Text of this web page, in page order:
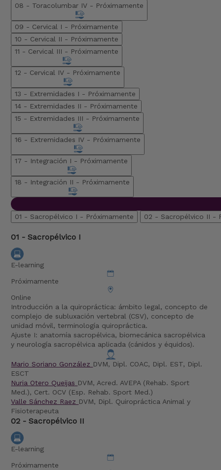
08 - Toracolumbar IV - Próximamente
09 - Cervical I - Próximamente
10 - Cervical II - Próximamente
11 - Cervical III - Próximamente
12 - Cervical IV - Próximamente
13 - Extremidades I - Próximamente
14 - Extremidades II - Próximamente
15 - Extremidades III - Próximamente
16 - Extremidades IV - Próximamente
17 - Integración I - Próximamente
18 - Integración II - Próximamente
01 - Sacropélvico I - Próximamente 02 - Sacropélvico II -
01 - Sacropélvico I
E-learning
Próximamente
Online
Introducción a la quiropráctica: ámbito legal, concepto de
complejo de subluxación vertebral (CSV), concepto de
unidad móvil, terminología quiropráctica.
Ajuste I: anatomía sacropélvica, biomecánica sacropélvica
y neurología sacropélvica aplicada (cánidos y équidos).
Mario Soriano González DVM, Dipl. COAC, Dipl. EST, Dipl.
ESCT
Nuria Otero Queijas DVM, Acred. AVEPA (Rehab. Sport
Med.), Cert. OCV (Esp. Rehab. Sport Med.)
Valle Sánchez Raez DVM, Dipl. Quiropráctica Animal y
Fisioterapeuta
02 - Sacropélvico II
E-learning
Próximamente